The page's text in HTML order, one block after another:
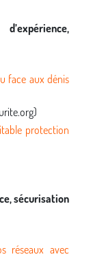
face aux dénis
protection
sécurisation
réseaux avec